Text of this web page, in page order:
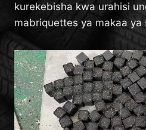
kurekebisha kwa urahisi
mabriquettes ya makaa ya